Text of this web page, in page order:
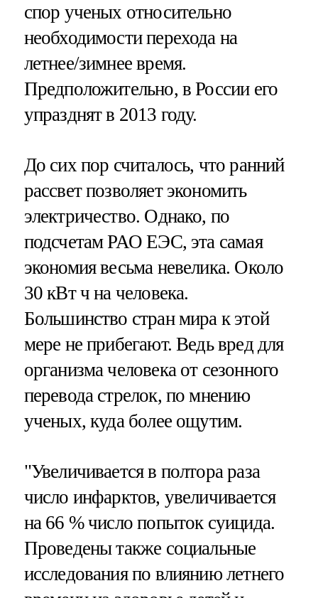
спор ученых относительно
необходимости перехода на
летнее/зимнее время.
Предположительно, в России его
упразднят в 2013 году.
До сих пор считалось, что ранний
рассвет позволяет экономить
электричество. Однако, по
подсчетам РАО ЕЭС, эта самая
экономия весьма невелика. Около
30 кВт ч на человека.
Большинство стран мира к этой
мере не прибегают. Ведь вред для
организма человека от сезонного
перевода стрелок, по мнению
ученых, куда более ощутим.
"Увеличивается в полтора раза
число инфарктов, увеличивается
на 66 % число попыток суицида.
Проведены также социальные
исследования по влиянию летнего